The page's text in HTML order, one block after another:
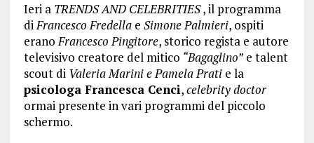
Ieri a TRENDS AND CELEBRITIES, il programma
diFrancesco Fredellae Simone Palmieri, ospiti
eranoFrancesco Pingitore, storico regista e autore
televisivo creatore del mitico “Bagaglino”e talent
scout di Valeria Marini e Pamela Prati e la
psicologa Francesca Cenci,celebrity doctor
ormai presente in vari programmi del piccolo
schermo.